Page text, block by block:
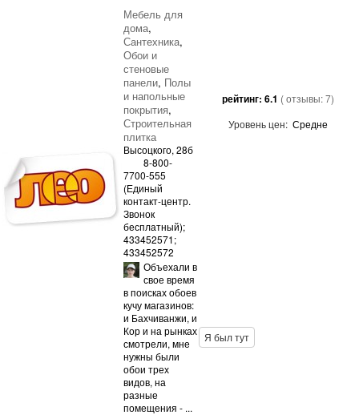
Мебель для
дома,
Сантехника,
Обои и
стеновые
панели, Полы
и напольные
покрытия,
Строительная
плитка
Высоцкого, 28б
8-800-
7700-555
(Единый
контакт-центр.
Звонок
бесплатный);
433452571;
433452572
рейтинг: 6.1 ( отзывы:7)
Уровень цен: Средне
Объехали в
свое время
в поисках обоев
кучу магазинов:
и Бахчиванжи, и
Кор и на рынках
смотрели, мне
нужны были
обои трех
видов, на
разные
помещения - ...
Я был тут